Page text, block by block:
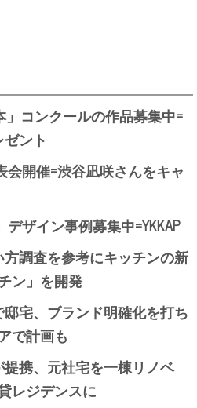
コンクールの作品募集中=
ント
会開催=渋谷凪咲さんをキャ
ザイン事例募集中=YKKAP
調査を参考にキッチンの新
ン」を開発
宅、ブランド明確化を打ち
で計画も
携、元社宅を一棟リノベ
レジデンスに